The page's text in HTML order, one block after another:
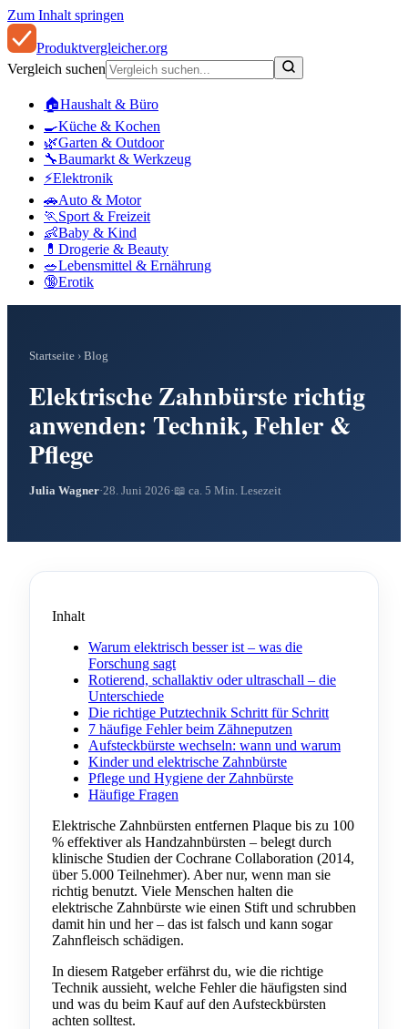
Zum Inhalt springen
Produktvergleicher.org
Vergleich suchen
🏠Haushalt & Büro
🍳Küche & Kochen
🌿Garten & Outdoor
🔧Baumarkt & Werkzeug
⚡Elektronik
🚗Auto & Motor
🏃 Sport & Freizeit
👶Baby & Kind
💊 Drogerie & Beauty
🥗Lebensmittel & Ernährung
🔞Erotik
Startseite › Blog
Elektrische Zahnbürste richtig
anwenden: Technik, Fehler &
Pflege
Julia Wagner·28. Juni 2026·📖 ca. 5 Min. Lesezeit
Inhalt
Warum elektrisch besser ist – was die
Forschung sagt
Rotierend, schallaktiv oder ultraschall – die
Unterschiede
Die richtige Putztechnik Schritt für Schritt
7 häufige Fehler beim Zähneputzen
Aufsteckbürste wechseln: wann und warum
Kinder und elektrische Zahnbürste
Pflege und Hygiene der Zahnbürste
Häufige Fragen
Elektrische Zahnbürsten entfernen Plaque bis zu 100
% effektiver als Handzahnbürsten – belegt durch
klinische Studien der Cochrane Collaboration (2014,
über 5.000 Teilnehmer). Aber nur, wenn man sie
richtig benutzt. Viele Menschen halten die
elektrische Zahnbürste wie einen Stift und schrubben
damit hin und her – das ist falsch und kann sogar
Zahnfleisch schädigen.
In diesem Ratgeber erfährst du, wie die richtige
Technik aussieht, welche Fehler die häufigsten sind
und was du beim Kauf auf den Aufsteckbürsten
achten solltest.